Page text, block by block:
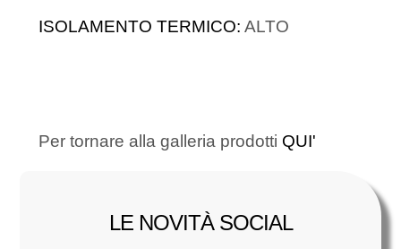
ISOLAMENTO TERMICO: ALTO
Per tornare alla galleria prodotti QUI'
LE NOVITÀ SOCIAL